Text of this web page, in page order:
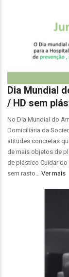
Dia Mundial
/ HD sem
No Dia Mundial do
Domiciliária da
atitudes concretas
de mais objetos de
de plástico Cuidar do
sem rasto… Ver mais